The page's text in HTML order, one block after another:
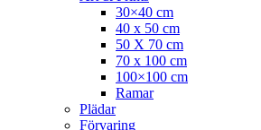
30×40 cm
40 x 50 cm
50 X 70 cm
70 x 100 cm
100×100 cm
Ramar
Plädar
Förvaring